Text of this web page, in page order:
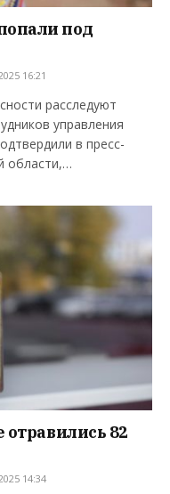
под
16:21
расследуют
управления
в пресс-
области,…
отравились 82
14:34